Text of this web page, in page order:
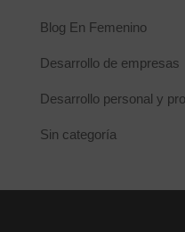
Blog En Femenino
Desarrollo de empresas
Desarrollo personal y
Sin categoría